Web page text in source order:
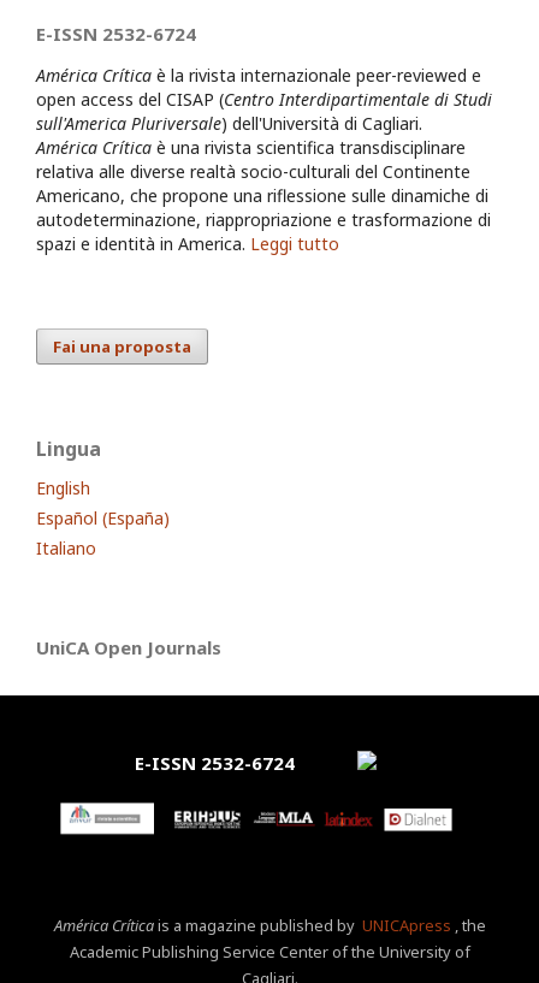
E-ISSN 2532-6724
América Crítica è la rivista internazionale peer-reviewed e
open access del CISAP (Centro Interdipartimentale di Studi
sull'America Pluriversale) dell'Università di Cagliari.
América Crítica è una rivista scientifica transdisciplinare
relativa alle diverse realtà socio-culturali del Continente
Americano, che propone una riflessione sulle dinamiche di
autodeterminazione, riappropriazione e trasformazione di
spazi e identità in America. Leggi tutto
Fai una proposta
Lingua
English
Español (España)
Italiano
UniCA Open Journals
E-ISSN 2532-6724
América Críticais a magazine published by UNICApress , the
Academic Publishing Service Center of the University of
Cagliari.